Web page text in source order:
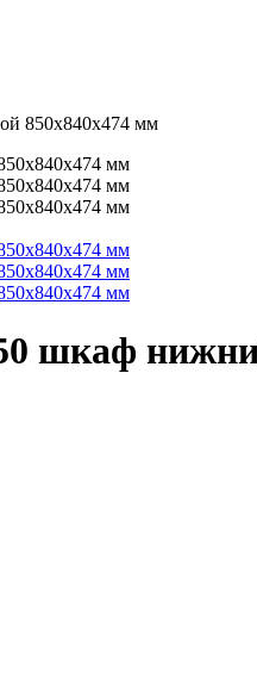
850х840х474 мм